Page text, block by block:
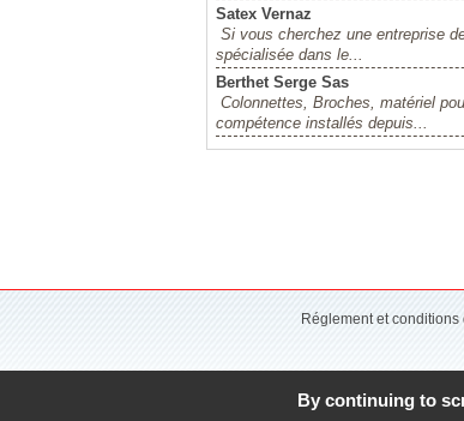
Satex Vernaz
Si vous cherchez une entreprise
spécialisée dans le...
Berthet Serge Sas
Colonnettes, Broches, matériel
compétence installés depuis...
Réglement et
By continuing to